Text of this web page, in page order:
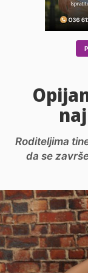
Roditeljima
da se